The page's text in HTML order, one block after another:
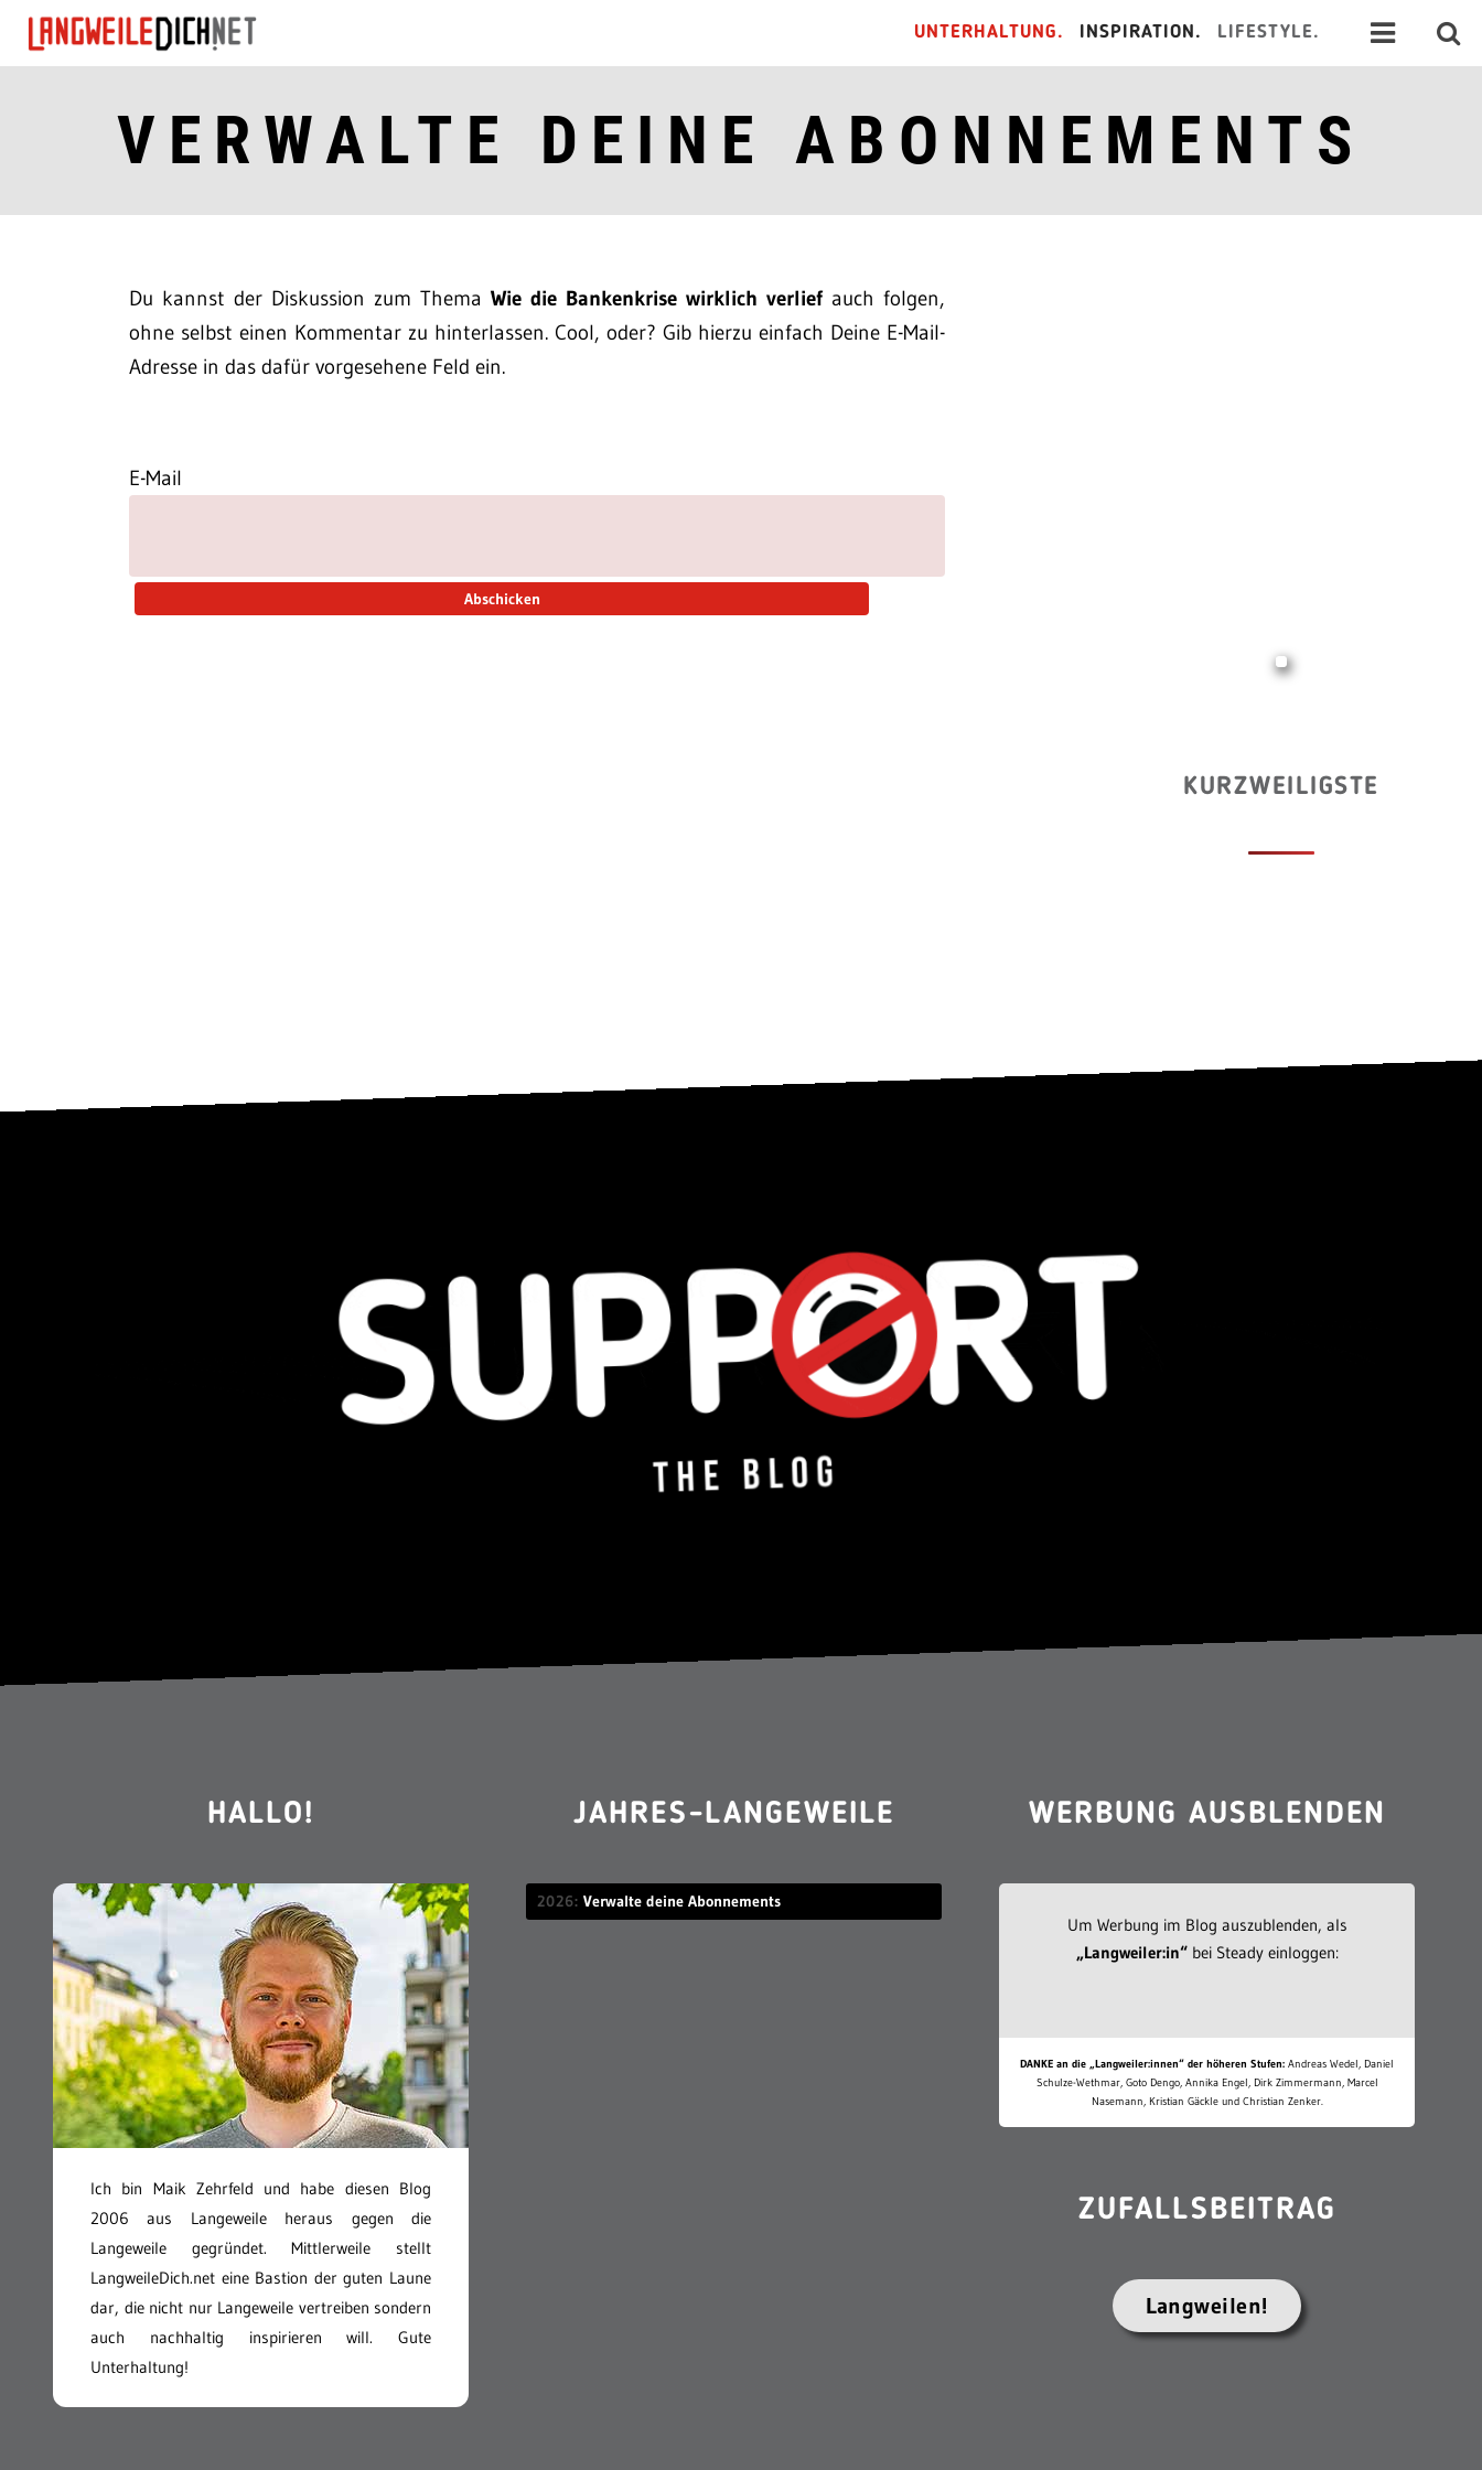
UNTERHALTUNG. INSPIRATION. LIFESTYLE.
VERWALTE DEINE ABONNEMENTS
Du kannst der Diskussion zum Thema Wie die Bankenkrise wirklich verliefauch folgen,
ohne selbst einen Kommentar zu hinterlassen. Cool, oder? Gib hierzu einfach Deine E-Mail-
Adresse in das dafür vorgesehene Feld ein.
E-Mail
KURZWEILIGSTE
HALLO!
Ich bin Maik Zehrfeld und habe diesen Blog
2006 aus Langeweile heraus gegen die
Langeweile gegründet. Mittlerweile stellt
LangweileDich.net eine Bastion der guten Laune
dar, die nicht nur Langeweile vertreiben sondern
auch nachhaltig inspirieren will. Gute
Unterhaltung!
JAHRES-LANGEWEILE
2026 Verwalte deine Abonnements
WERBUNG AUSBLENDEN
Um Werbung im Blog auszublenden, als
„Langweiler:in“bei Steady einloggen:
DANKE an die „Langweiler:innen“ der höheren Stufen: Andreas Wedel, Daniel
Schulze-Wethmar, Goto Dengo, Annika Engel, Dirk Zimmermann, Marcel
Nasemann, Kristian Gäckle und Christian Zenker.
ZUFALLSBEITRAG
Langweilen!